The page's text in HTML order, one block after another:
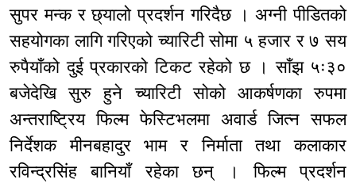
सुपर मन्क र छ्यालो प्रदर्शन गरिदैछ । अग्नी पीडितको
सहयोगका लागि गरिएको च्यारिटी सोमा ५ हजार र ७ सय
रुपैयाँको दुई प्रकारको टिकट रहेको छ । साँझ ५ः३०
बजेदेखि सुरु हुने च्यारिटी सोको आकर्षणका रुपमा
अन्तराष्ट्रिय फिल्म फेस्टिभलमा अवार्ड जित्न सफल
निर्देशक मीनबहादुर भाम र निर्माता तथा कलाकार
रविन्द्रसिंह बानियाँ रहेका छन् । फिल्म प्रदर्शन